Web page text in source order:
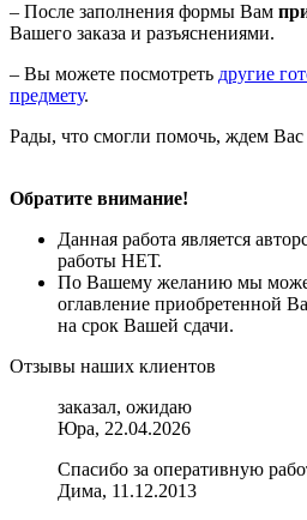
– После заполнения формы Вам
Вашего заказа и разъяснениями.
– Вы можете посмотреть другие
предмету.
Рады, что смогли помочь, ждем Вас
Обратите внимание!
Данная работа является
работы НЕТ.
По Вашему желанию мы
оглавление приобретенной
на срок Вашей сдачи.
Отзывы наших клиентов
заказал, ожидаю
Юра, 22.04.2026
Спасибо за оперативную
Дима, 11.12.2013